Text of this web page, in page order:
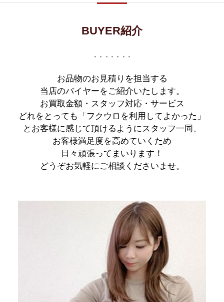
BUYER紹介
お品物のお見積りを担当する
当店のバイヤーをご紹介いたします。
お買取金額・スタッフ対応・サービス
どれをとっても
「フクウロを利用してよかった」
とお客様に感じて頂けるようにスタッフ一同、
お客様満足度を高めていくため
日々頑張ってまいります！
どうぞお気軽にご相談くださいませ。